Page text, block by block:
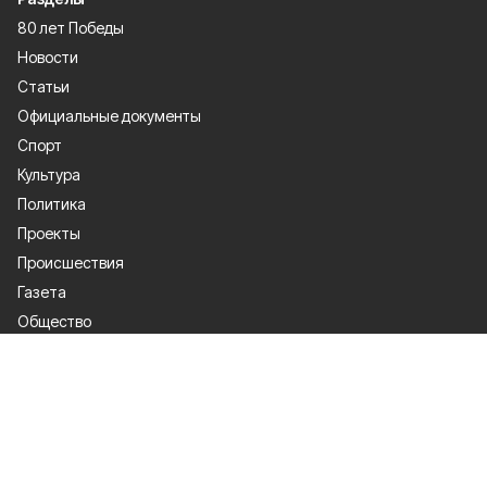
80 лет Победы
Новости
Статьи
Официальные документы
Спорт
Культура
Политика
Проекты
Происшествия
Газета
Общество